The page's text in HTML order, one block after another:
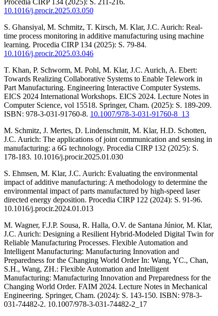
Procedia CIRP 134 (2025): S. 211-216.
10.1016/j.procir.2025.03.050
S. Ghansiyal, M. Schmitz, T. Kirsch, M. Klar, J.C. Aurich: Real-
time process monitoring in additive manufacturing using machine
learning. Procedia CIRP 134 (2025): S. 79-84.
10.1016/j.procir.2025.03.046
T. Khan, P. Schworm, M. Pohl, M. Klar, J.C. Aurich, A. Ebert:
Towards Realizing Collaborative Systems to Enable Telework in
Part Manufacturing. Engineering Interactive Computer Systems.
EICS 2024 International Workshops. EICS 2024. Lecture Notes in
Computer Science, vol 15518. Springer, Cham. (2025): S. 189-209.
ISBN: 978-3-031-91760-8. 10.1007/978-3-031-91760-8_13
M. Schmitz, J. Mertes, D. Lindenschmitt, M. Klar, H.D. Schotten,
J.C. Aurich: The applications of joint communication and sensing in
manufacturing: a 6G technology. Procedia CIRP 132 (2025): S.
178-183. 10.1016/j.procir.2025.01.030
S. Ehmsen, M. Klar, J.C. Aurich: Evaluating the environmental
impact of additive manufacturing: A methodology to determine the
environmental impact of parts manufactured by high-speed laser
directed energy deposition. Procedia CIRP 122 (2024): S. 91-96.
10.1016/j.procir.2024.01.013
M. Wagner, F.J.P. Sousa, R. Halla, O.V. de Santana Júnior, M. Klar,
J.C. Aurich: Designing a Resilient Hybrid-Modeled Digital Twin for
Reliable Manufacturing Processes. Flexible Automation and
Intelligent Manufacturing: Manufacturing Innovation and
Preparedness for the Changing World Order In: Wang, YC., Chan,
S.H., Wang, ZH.: Flexible Automation and Intelligent
Manufacturing: Manufacturing Innovation and Preparedness for the
Changing World Order. FAIM 2024. Lecture Notes in Mechanical
Engineering. Springer, Cham. (2024): S. 143-150. ISBN: 978-3-
031-74482-2. 10.1007/978-3-031-74482-2_17